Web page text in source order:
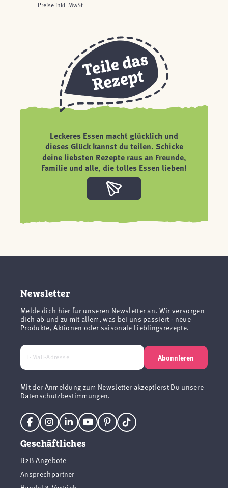
Preise inkl. MwSt.
Leckeres Essen macht glücklich und
dieses Glück kannst du teilen. Schicke
deine liebsten Rezepte raus an Freunde,
Familie und alle, die tolles Essen lieben!
Newsletter
Melde dich hier für unseren Newsletter an. Wir versorgen
dich ab und zu mit allem, was bei uns passiert - neue
Produkte, Aktionen oder saisonale Lieblingsrezepte.
Abonnieren
Mit der Anmeldung zum Newsletter akzeptierst Du unsere
Datenschutzbestimmungen.
Geschäftliches
B2B Angebote
Ansprechpartner